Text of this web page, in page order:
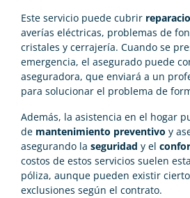
Este servicio puede cubrir
averías eléctricas, problemas de
cristales y cerrajería. Cuando se
emergencia, el asegurado puede
aseguradora, que enviará a un
para solucionar el problema de
Además, la asistencia en el hogar
de mantenimiento preventivo y
asegurando la seguridad y el
costos de estos servicios suelen
póliza, aunque pueden existir
exclusiones según el contrato.